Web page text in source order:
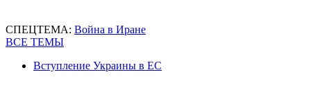
СПЕЦТЕМА: Война в Иране
ВСЕ ТЕМЫ
Вступление Украины в ЕС